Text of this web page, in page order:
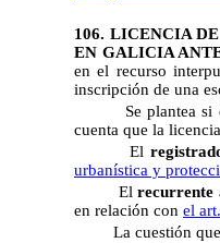
106. LICENCIA
EN GALICIA
en el recurso
inscripción de una
Se plantea
cuenta que la
El
urbanística y
Elrecurrente
en relación con el
La cuestión